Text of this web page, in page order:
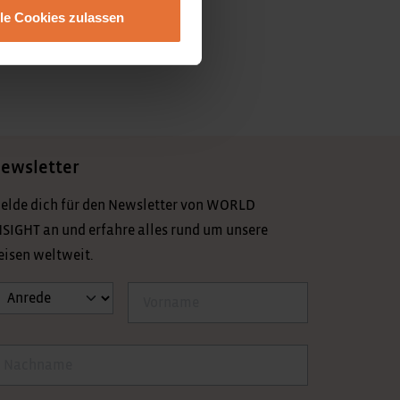
Cookies zulassen
dich für den Newsletter von WORLD
an und erfahre alles rund um unsere
weltweit.